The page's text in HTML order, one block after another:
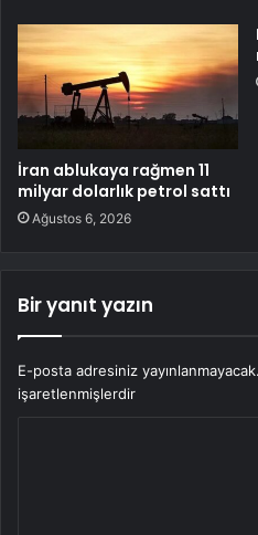
İran ablukaya rağmen 11
milyar dolarlık petrol sattı
Ağustos 6, 2026
Bir yanıt yazın
E-posta adresiniz yayınlanmayacak.
işaretlenmişlerdir